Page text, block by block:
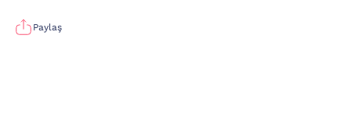
Paylaş